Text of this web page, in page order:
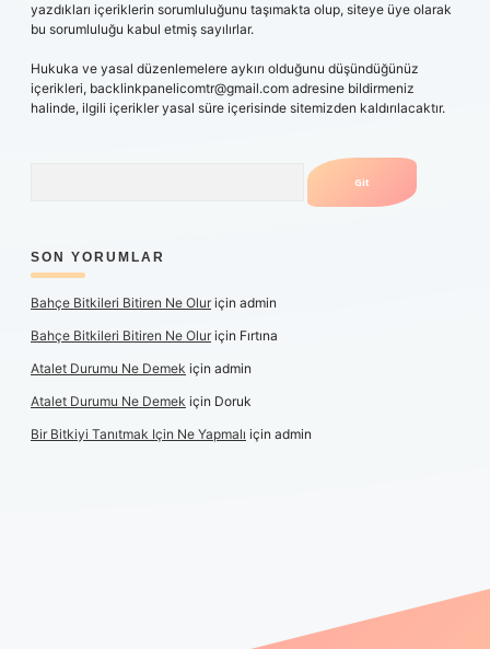
yazdıkları içeriklerin sorumluluğunu taşımakta olup, siteye üye olarak
bu sorumluluğu kabul etmiş sayılırlar.
Hukuka ve yasal düzenlemelere aykırı olduğunu düşündüğünüz
içerikleri, backlinkpanelicomtr@gmail.com adresine bildirmeniz
halinde, ilgili içerikler yasal süre içerisinde sitemizden kaldırılacaktır.
SON YORUMLAR
Bahçe Bitkileri Bitiren Ne Oluriçin admin
Bahçe Bitkileri Bitiren Ne Oluriçin Fırtına
Atalet Durumu Ne Demek için admin
Atalet Durumu Ne Demek için Doruk
Bir Bitkiyi Tanıtmak Için Ne Yapmalı için admin